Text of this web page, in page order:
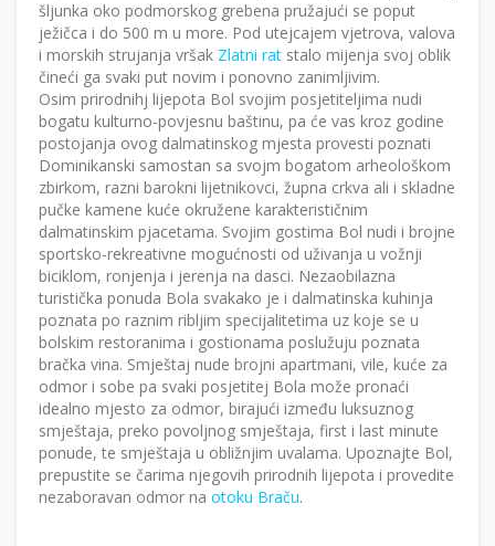
šljunka oko podmorskog grebena pružajući se poput
ježičca i do 500 m u more. Pod utejcajem vjetrova, valova
i morskih strujanja vršak Zlatni rat stalo mijenja svoj oblik
čineći ga svaki put novim i ponovno zanimljivim.
Osim prirodnihj lijepota Bol svojim posjetiteljima nudi
bogatu kulturno-povjesnu baštinu, pa će vas kroz godine
postojanja ovog dalmatinskog mjesta provesti poznati
Dominikanski samostan sa svojm bogatom arheološkom
zbirkom, razni barokni lijetnikovci, župna crkva ali i skladne
pučke kamene kuće okružene karakterističnim
dalmatinskim pjacetama. Svojim gostima Bol nudi i brojne
sportsko-rekreativne mogućnosti od uživanja u vožnji
biciklom, ronjenja i jerenja na dasci. Nezaobilazna
turistička ponuda Bola svakako je i dalmatinska kuhinja
poznata po raznim ribljim specijalitetima uz koje se u
bolskim restoranima i gostionama poslužuju poznata
bračka vina. Smještaj nude brojni apartmani, vile, kuće za
odmor i sobe pa svaki posjetitej Bola može pronaći
idealno mjesto za odmor, birajući između luksuznog
smještaja, preko povoljnog smještaja, first i last minute
ponude, te smještaja u obližnjim uvalama. Upoznajte Bol,
prepustite se čarima njegovih prirodnih lijepota i provedite
nezaboravan odmor na otoku Braču.